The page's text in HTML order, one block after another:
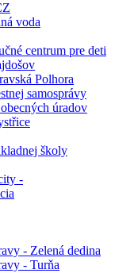
voda
centrum pre deti
Polhora
samosprávy
úradov
školy
-
- Zelená dedina
- Turňa